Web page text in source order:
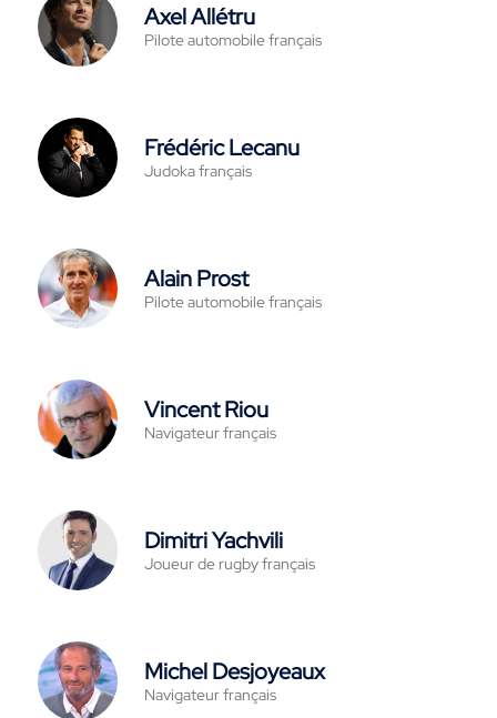
Axel Allétru
Pilote automobile français
Frédéric Lecanu
Judoka français
Alain Prost
Pilote automobile français
Vincent Riou
Navigateur français
Dimitri Yachvili
Joueur de rugby français
Michel Desjoyeaux
Navigateur français